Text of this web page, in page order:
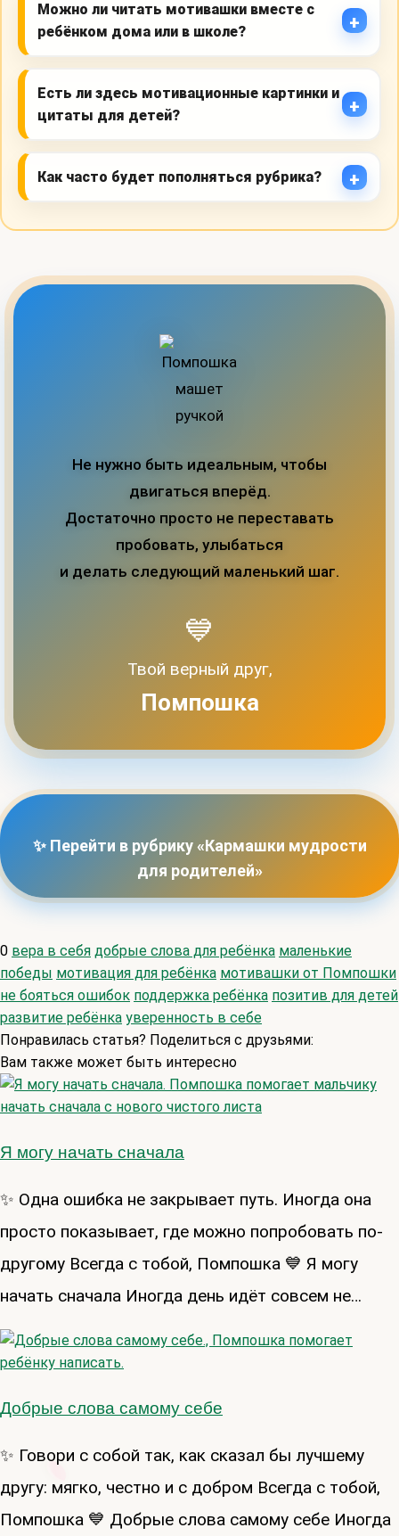
Можно ли читать мотивашки вместе с
ребёнком дома или в школе?
Есть ли здесь мотивационные картинки и
цитаты для детей?
Как часто будет пополняться рубрика?
Не нужно быть идеальным, чтобы
двигаться вперёд.
Достаточно просто не переставать
пробовать, улыбаться
и делать следующий маленький шаг.
💙
Твой верный друг,
Помпошка
✨ Перейти в рубрику «Кармашки мудрости
для родителей»
0 вера в себя добрые слова для ребёнка маленькие
победы мотивация для ребёнка мотивашки от Помпошки
не бояться ошибок поддержка ребёнка позитив для детей
развитие ребёнка уверенность в себе
Понравилась статья? Поделиться с друзьями:
Вам также может быть интересно
Я могу начать сначала
✨ Одна ошибка не закрывает путь. Иногда она
просто показывает, где можно попробовать по-
другому Всегда с тобой, Помпошка 💙 Я могу
начать сначала Иногда день идёт совсем не…
Добрые слова самому себе
✨ Говори с собой так, как сказал бы лучшему
другу: мягко, честно и с добром Всегда с тобой,
Помпошка 💙 Добрые слова самому себе Иногда